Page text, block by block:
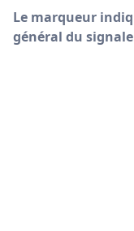
Le marqueur
général du